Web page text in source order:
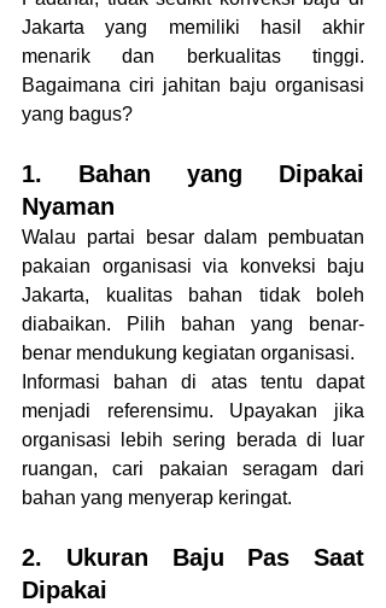
Jakarta yang memiliki hasil akhir
menarik dan berkualitas tinggi.
Bagaimana ciri jahitan baju organisasi
yang bagus?
1. Bahan yang Dipakai
Nyaman
Walau partai besar dalam pembuatan
pakaian organisasi via konveksi baju
Jakarta, kualitas bahan tidak boleh
diabaikan. Pilih bahan yang benar-
benar mendukung kegiatan organisasi.
Informasi bahan di atas tentu dapat
menjadi referensimu. Upayakan jika
organisasi lebih sering berada di luar
ruangan, cari pakaian seragam dari
bahan yang menyerap keringat.
2. Ukuran Baju Pas Saat
Dipakai